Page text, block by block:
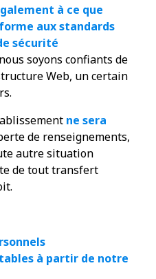
à ce que
aux standards
sécurité
soyons confiants de
Web, un certain
ne sera
de renseignements,
autre situation
de tout transfert
à partir de notre